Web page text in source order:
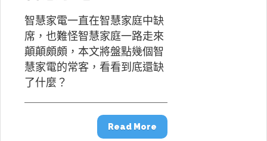
智慧家電一直在智慧家庭中缺
席，也難怪智慧家庭一路走來
顛顛頗頗，本文將盤點幾個智
慧家電的常客，看看到底還缺
了什麼？
Read More